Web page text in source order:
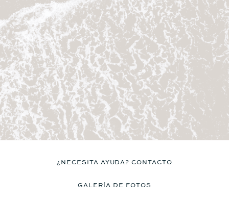
¿NECESITA AYUDA? CONTACTO
GALERÍA DE FOTOS
No
Cocina
No
Sí
Cocina
No
Descubre los precios
Catamarán